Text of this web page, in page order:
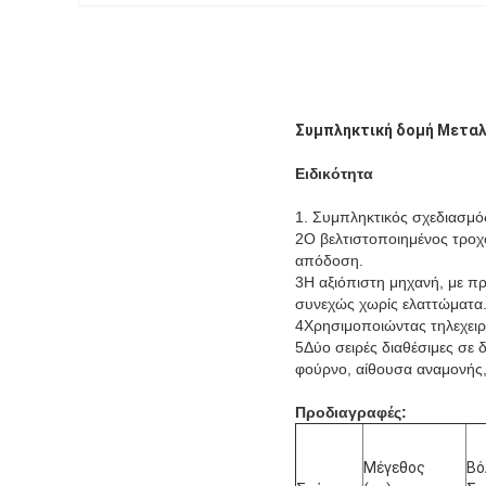
Συμπληκτική δομή
Ειδικότητα
1. Συμπληκτικός
2Ο βελτιστοποιημένος
απόδοση.
3Η αξιόπιστη μηχανή, με
συνεχώς χωρίς ελαττώματα.
4Χρησιμοποιώντας
5Δύο σειρές διαθέσιμες σε
φούρνο, αίθουσα
Προδιαγραφές:
Μέγεθος